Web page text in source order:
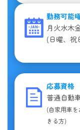
勤務可能
月火水木
(日曜、祝
応募資格
普通自動
(自家用車
きる方)